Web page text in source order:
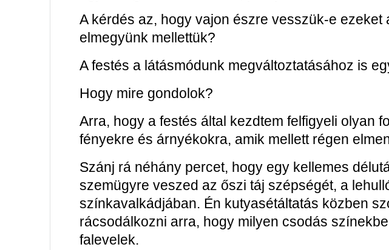
A kérdés az, hogy vajon észre vesszük-e ezeket
elmegyünk mellettük?
A festés a látásmódunk megváltoztatásához is
Hogy mire gondolok?
Arra, hogy a festés által kezdtem felfigyeli olyan
fényekre és árnyékokra, amik mellett régen
Szánj rá néhány percet, hogy egy kellemes
szemügyre veszed az őszi táj szépségét, a
színkavalkádjában. Én kutyasétáltatás közben
rácsodálkozni arra, hogy milyen csodás
falevelek.